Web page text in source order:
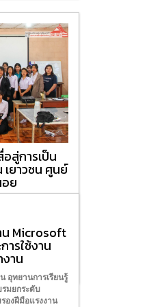
สู่การเป็น
ยาวชน ศูนย์
ย
ชุมชนบ้านในสอย
การเรียนชุมชน
น Microsoft
รใช้งาน
าน
อุทยานการเรียนรู้
มยกระดับ
องฝีมือแรงงาน